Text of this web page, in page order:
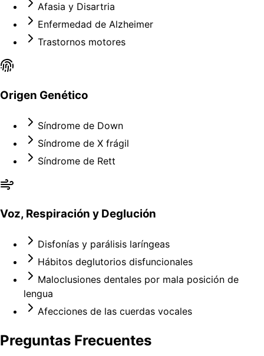
Afasia y Disartria
Enfermedad de Alzheimer
Trastornos motores
Origen Genético
Síndrome de Down
Síndrome de X frágil
Síndrome de Rett
Voz, Respiración y Deglución
Disfonías y parálisis laríngeas
Hábitos deglutorios disfuncionales
Maloclusiones dentales por mala posición de
lengua
Afecciones de las cuerdas vocales
Preguntas Frecuentes